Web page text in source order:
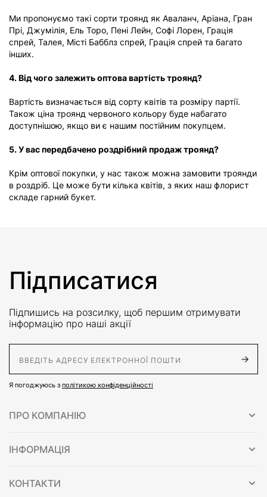
Ми пропонуємо такі сорти троянд як Аваланч, Аріана, Гран
Прі, Джумілія, Ель Торо, Пені Лейн, Софі Лорен, Грація
спрей, Талея, Місті Бабблз спрей, Грація спрей та багато
інших.
4. Від чого залежить оптова вартість троянд?
Вартість визначається від сорту квітів та розміру партії.
Також ціна троянд червоного кольору буде набагато
доступнішою, якщо ви є нашим постійним покупцем.
5. У вас передбачено роздрібний продаж троянд?
Крім оптової покупки, у нас також можна замовити троянди
в роздріб. Це може бути кілька квітів, з яких наш флорист
складе гарний букет.
Підписатися
Підпишись на розсилку, щоб першим отримувати
інформацію про наші акції
Я погоджуюсь з політикою конфіденційності
ПРО КОМПАНІЮ
ІНФОРМАЦІЯ
КОНТАКТИ